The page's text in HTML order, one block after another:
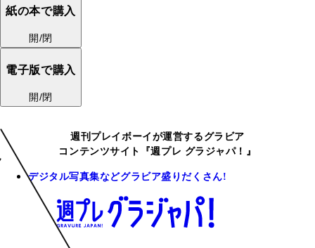
紙の本で購入
開/閉
電子版で購入
開/閉
週刊プレイボーイが運営するグラビア
コンテンツサイト『週プレ グラジャパ！』
デジタル写真集などグラビア盛りだくさん!